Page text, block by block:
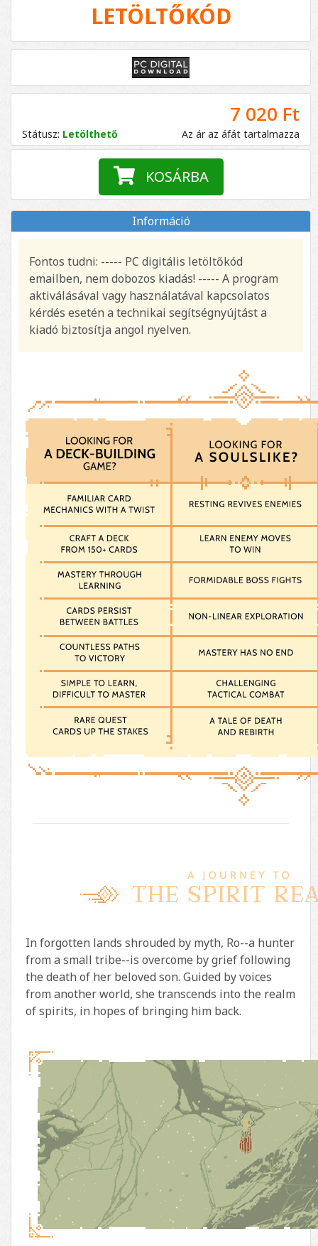
LETÖLTŐKÓD
Státusz: Letölthető
7 020 Ft
Az ár az áfát tartalmazza
KOSÁRBA
Információ
Fontos tudni: ----- PC digitális letöltőkód
emailben, nem dobozos kiadás! ----- A program
aktiválásával vagy használatával kapcsolatos
kérdés esetén a technikai segítségnyújtást a
kiadó biztosítja angol nyelven.
In forgotten lands shrouded by myth, Ro--a hunter
from a small tribe--is overcome by grief following
the death of her beloved son. Guided by voices
from another world, she transcends into the realm
of spirits, in hopes of bringing him back.